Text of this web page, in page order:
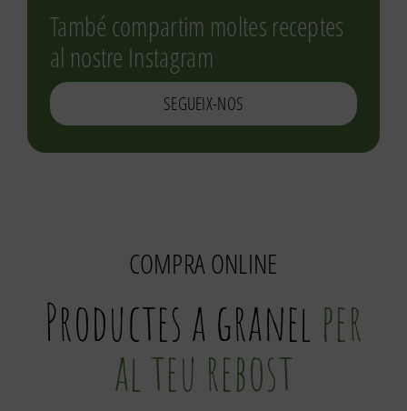
També compartim moltes receptes
al nostre Instagram
SEGUEIX-NOS
COMPRA ONLINE
Productes a granel per
al teu rebost